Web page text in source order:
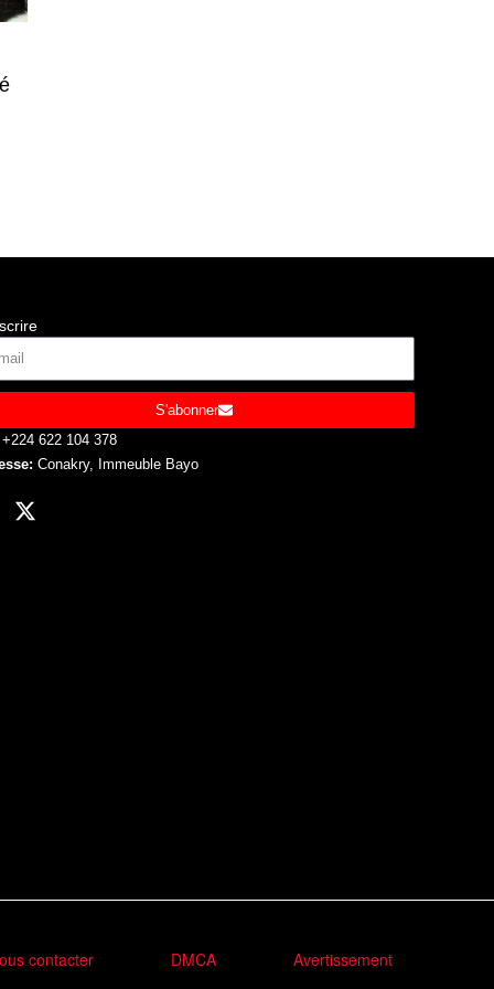
S'abonner
+224 622 104 378
Conakry, Immeuble Bayo
contacter DMCA Avertissement